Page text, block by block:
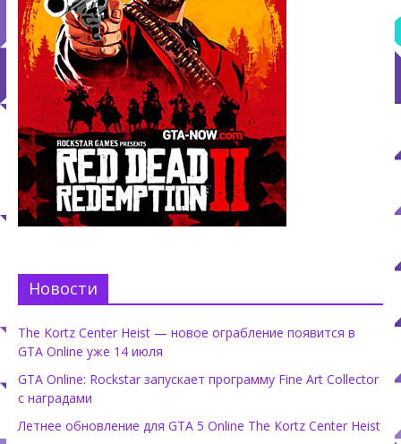
Новости
The Kortz Center Heist — новое ограбление появится в
GTA Online уже 14 июля
GTA Online: Rockstar запускает программу Fine Art Collector
с наградами
Летнее обновление для GTA 5 Online The Kortz Center Heist